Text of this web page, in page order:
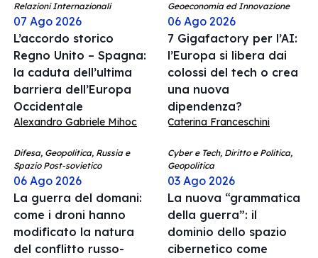
Relazioni Internazionali
07 Ago 2026
L’accordo storico
Regno Unito – Spagna:
la caduta dell’ultima
barriera dell’Europa
Occidentale
Alexandro Gabriele Mihoc
Geoeconomia ed Innovazione
06 Ago 2026
7 Gigafactory per l’AI:
l’Europa si libera dai
colossi del tech o crea
una nuova
dipendenza?
Caterina Franceschini
Difesa, Geopolitica, Russia e
Spazio Post-sovietico
06 Ago 2026
La guerra del domani:
come i droni hanno
modificato la natura
del conflitto russo-
Cyber e Tech, Diritto e Politica,
Geopolitica
03 Ago 2026
La nuova “grammatica
della guerra”: il
dominio dello spazio
cibernetico come